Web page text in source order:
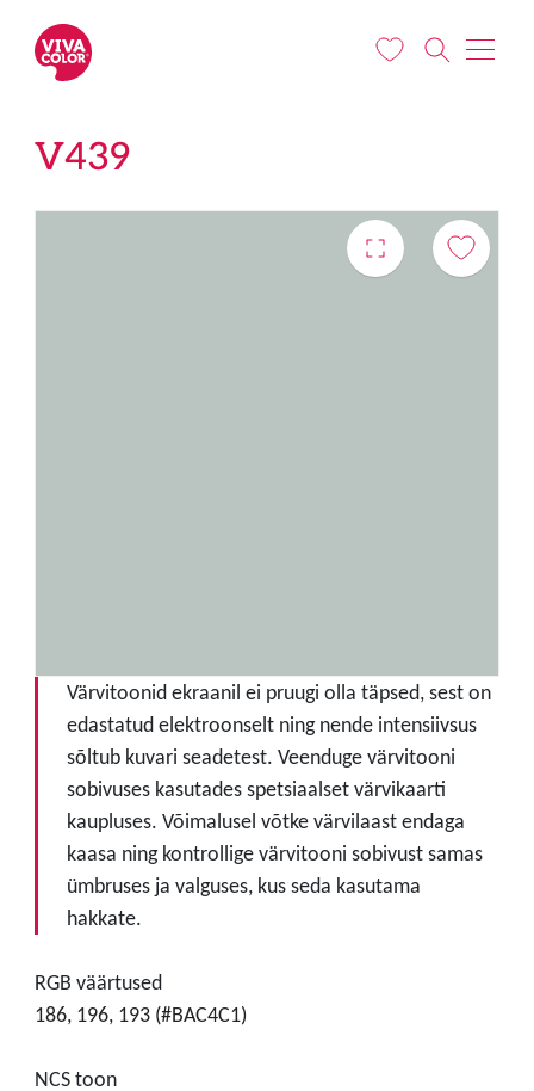
V439
Värvitoonid ekraanil ei pruugi olla täpsed, sest on
edastatud elektroonselt ning nende intensiivsus
sõltub kuvari seadetest. Veenduge värvitooni
sobivuses kasutades spetsiaalset värvikaarti
kaupluses. Võimalusel võtke värvilaast endaga
kaasa ning kontrollige värvitooni sobivust samas
ümbruses ja valguses, kus seda kasutama
hakkate.
RGB väärtused
186, 196, 193 (#BAC4C1)
NCS toon